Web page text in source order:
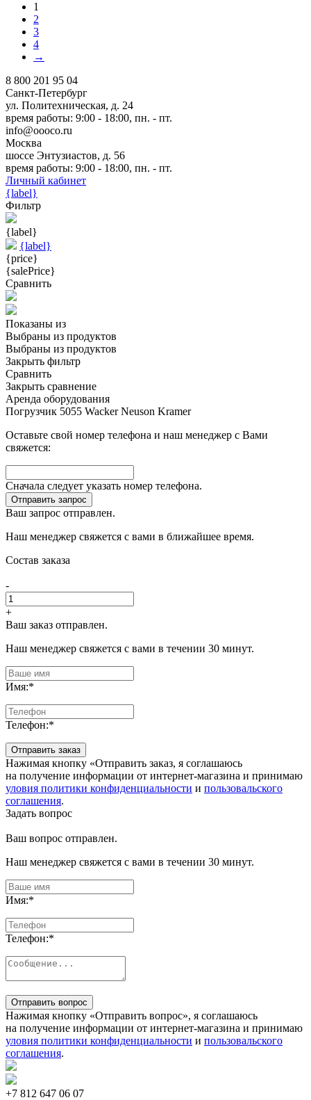
1
2
3
4
→
8 800 201 95 04
Санкт-Петербург
ул. Политехническая, д. 24
время работы: 9:00 - 18:00, пн. - пт.
info@oooco.ru
Москва
шоссе Энтузиастов, д. 56
время работы: 9:00 - 18:00, пн. - пт.
Личный кабинет
{label}
Фильтр
{label}
{label}
{price}
{salePrice}
Сравнить
Показаны из
Выбраны из продуктов
Выбраны из продуктов
Закрыть фильтр
Сравнить
Закрыть сравнение
Аренда оборудования
Погрузчик 5055 Wacker Neuson Kramer
Оставьте свой номер телефона и наш менеджер с Вами
свяжется:
Сначала следует указать номер телефона.
Отправить запрос
Ваш запрос отправлен.
Наш менеджер свяжется с вами в ближайшее время.
Состав заказа
-
+
Ваш заказ отправлен.
Наш менеджер свяжется с вами в течении 30 минут.
Имя:*
Телефон:*
Отправить заказ
Нажимая кнопку «Отправить заказ, я соглашаюсь
на получение информации от интернет-магазина и принимаю
уловия политики конфиденциальности и пользовальского
соглашения.
Задать вопрос
Ваш вопрос отправлен.
Наш менеджер свяжется с вами в течении 30 минут.
Имя:*
Телефон:*
Отправить вопрос
Нажимая кнопку «Отправить вопрос», я соглашаюсь
на получение информации от интернет-магазина и принимаю
уловия политики конфиденциальности и пользовальского
соглашения.
+7 812 647 06 07